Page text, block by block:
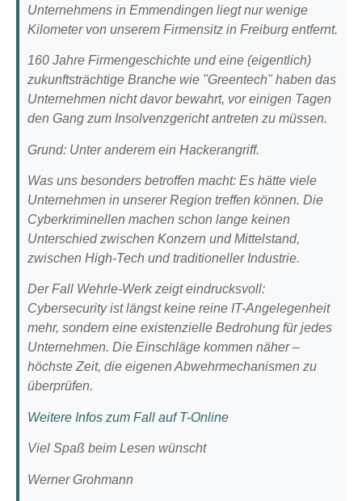
Unternehmens in Emmendingen liegt nur wenige
Kilometer von unserem Firmensitz in Freiburg entfernt.
160 Jahre Firmengeschichte und eine (eigentlich)
zukunftsträchtige Branche wie "Greentech" haben das
Unternehmen nicht davor bewahrt, vor einigen Tagen
den Gang zum Insolvenzgericht antreten zu müssen.
Grund: Unter anderem ein Hackerangriff.
Was uns besonders betroffen macht: Es hätte viele
Unternehmen in unserer Region treffen können. Die
Cyberkriminellen machen schon lange keinen
Unterschied zwischen Konzern und Mittelstand,
zwischen High-Tech und traditioneller Industrie.
Der Fall Wehrle-Werk zeigt eindrucksvoll:
Cybersecurity ist längst keine reine IT-Angelegenheit
mehr, sondern eine existenzielle Bedrohung für jedes
Unternehmen. Die Einschläge kommen näher –
höchste Zeit, die eigenen Abwehrmechanismen zu
überprüfen.
Weitere Infos zum Fall auf T-Online
Viel Spaß beim Lesen wünscht
Werner Grohmann